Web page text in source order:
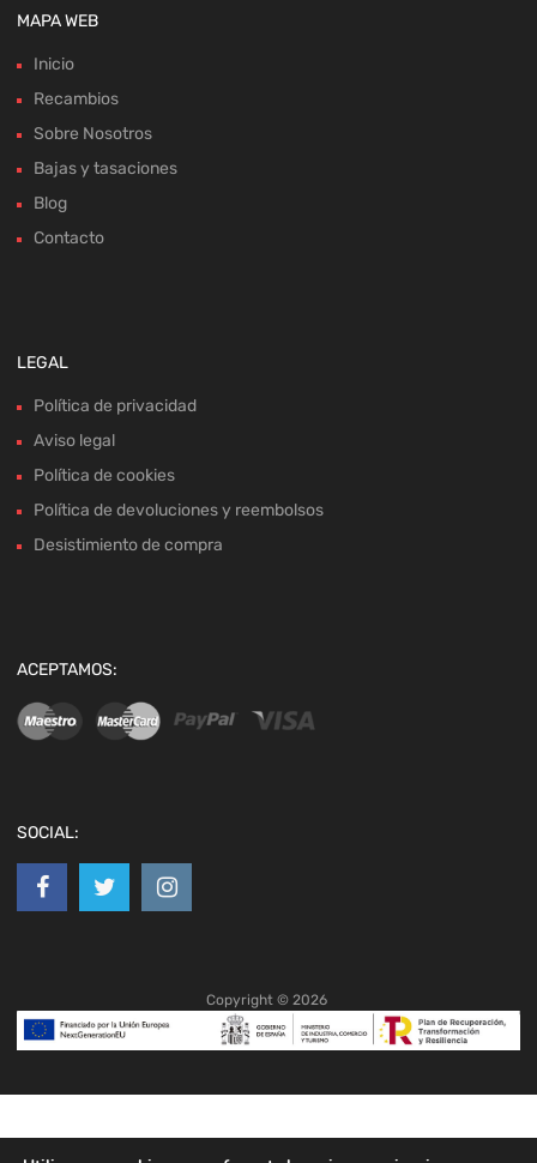
MAPA WEB
Inicio
Recambios
Sobre Nosotros
Bajas y tasaciones
Blog
Contacto
LEGAL
Política de privacidad
Aviso legal
Política de cookies
Política de devoluciones y reembolsos
Desistimiento de compra
ACEPTAMOS:
SOCIAL:
Copyright © 2026